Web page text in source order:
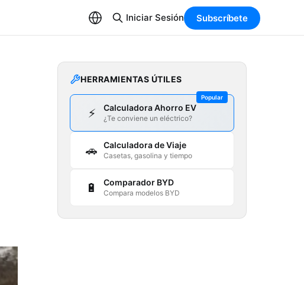
Iniciar Sesión Subscríbete
HERRAMIENTAS ÚTILES
Popular
⚡ Calculadora Ahorro EV
¿Te conviene un eléctrico?
🚗 Calculadora de Viaje
Casetas, gasolina y tiempo
🔋 Comparador BYD
Compara modelos BYD